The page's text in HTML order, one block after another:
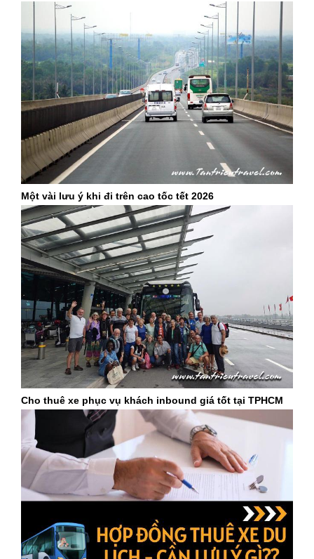
Một vài lưu ý khi đi trên cao tốc tết 2026
Cho thuê xe phục vụ khách inbound giá tốt tại TPHCM